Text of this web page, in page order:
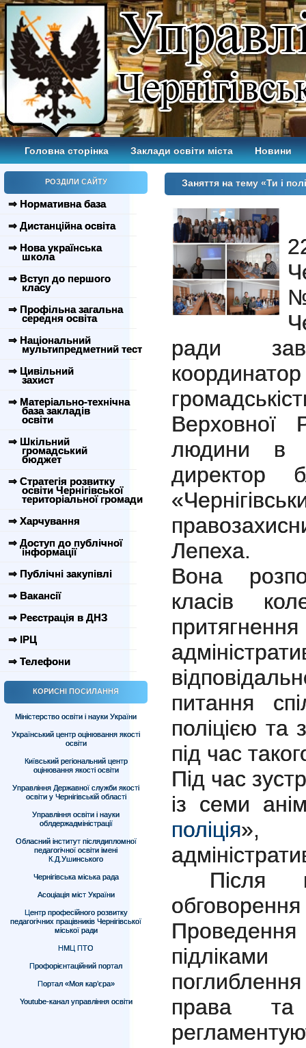
Головна сторінка Заклади освіти міста Новини
РОЗДІЛИ САЙТУ
⇒ Нормативна база
⇒ Дистанційна освіта
⇒ Нова українська
школа
⇒ Вступ до першого
класу
⇒ Профільна загальна
середня освіта
⇒ Національний
мультипредметний тест
⇒ Цивільний
захист
⇒ Матеріально-технічна
база закладів
освіти
⇒ Шкільний
громадський
бюджет
⇒ Стратегія розвитку
освіти Чернігівської
територіальної громади
⇒ Харчування
⇒ Доступ до публічної
інформації
⇒ Публічні закупівлі
⇒ Вакансії
⇒ Реєстрація в ДНЗ
⇒ ІРЦ
⇒ Телефони
КОРИСНІ ПОСИЛАННЯ
Міністерство освіти і науки України
Український центр оцінювання якості
освіти
Київський регіональний центр
оцінювання якості освіти
Управління Державної служби якості
освіти у Чернігівській області
Управління освіти і науки
облдержадміністрації
Обласний інститут післядипломної
педагогічної освіти імені
К.Д.Ушинського
Чернігівська міська рада
Асоціація міст України
Центр професійного розвитку
педагогічних працівників Чернігівської
міської ради
НМЦ ПТО
Профорієнтаційний портал
Портал «Моя кар’єра»
Youtube-канал управління освіти
Заняття на тему «Ти і
ради
Верховної
людини в
директор
Лепеха.
Вона
класів
питання
поліцією та
під час
Під час
із семи
поліція»,
Після
права